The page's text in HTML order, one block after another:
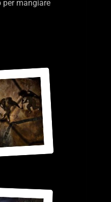
per mangiare